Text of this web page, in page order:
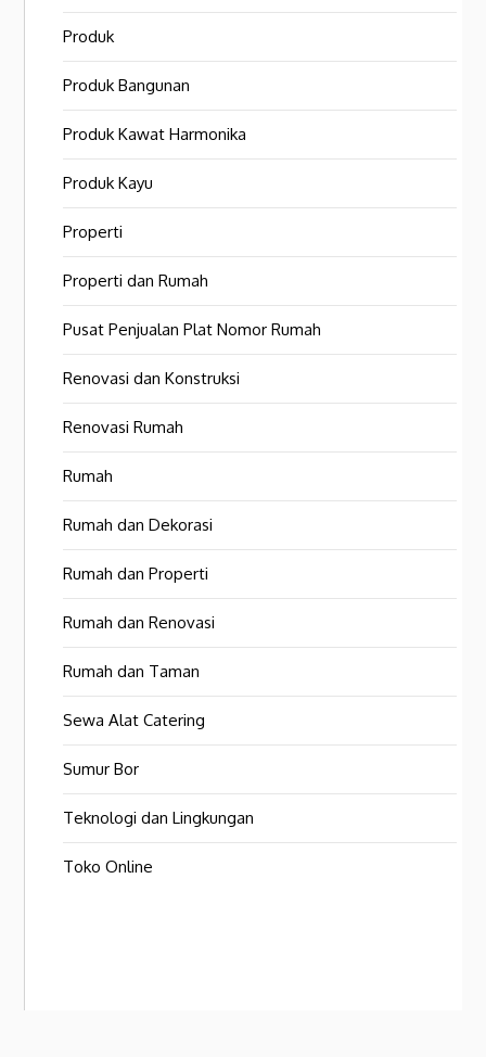
Produk
Produk Bangunan
Produk Kawat Harmonika
Produk Kayu
Properti
Properti dan Rumah
Pusat Penjualan Plat Nomor Rumah
Renovasi dan Konstruksi
Renovasi Rumah
Rumah
Rumah dan Dekorasi
Rumah dan Properti
Rumah dan Renovasi
Rumah dan Taman
Sewa Alat Catering
Sumur Bor
Teknologi dan Lingkungan
Toko Online